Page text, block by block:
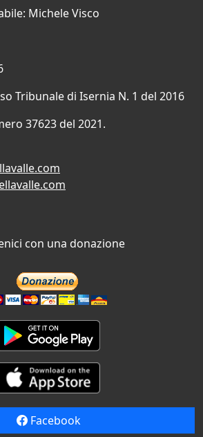
Michele Visco
Tribunale di Isernia N. 1 del 2016
37623 del 2021.
con una donazione
Facebook